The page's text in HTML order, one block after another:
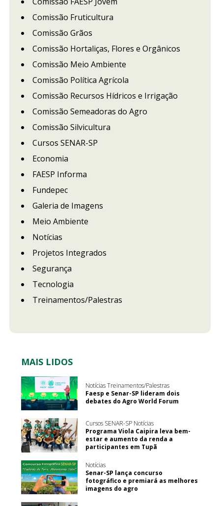
Comissão Fruticultura
Comissão Grãos
Comissão Hortaliças, Flores e Orgânicos
Comissão Meio Ambiente
Comissão Política Agrícola
Comissão Recursos Hídricos e Irrigação
Comissão Semeadoras do Agro
Comissão Silvicultura
Cursos SENAR-SP
Economia
FAESP Informa
Fundepec
Galeria de Imagens
Meio Ambiente
Notícias
Projetos Integrados
Segurança
Tecnologia
Treinamentos/Palestras
MAIS LIDOS
Notícias Treinamentos/Palestras
Faesp e Senar-SP lideram dois
debates do Agro World Forum
Cursos SENAR-SP Notícias
Programa Viola Caipira leva bem-
estar e aumento da renda a
participantes em Tupã
Notícias
Senar-SP lança concurso
fotográfico e premiará as melhores
imagens do agro